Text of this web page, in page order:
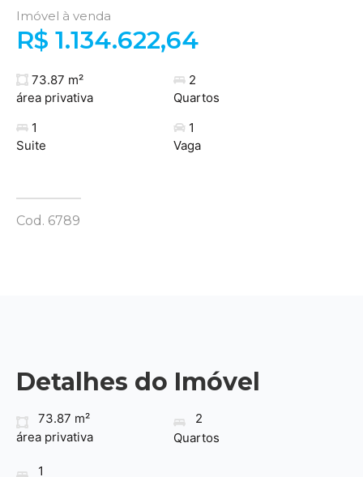
Imóvel à venda
R$ 1.134.622,64
73.87 m²
área privativa
2
Quartos
1
Suite
1
Vaga
Cod. 6789
Detalhes do Imóvel
73.87 m²
área privativa
2
Quartos
1